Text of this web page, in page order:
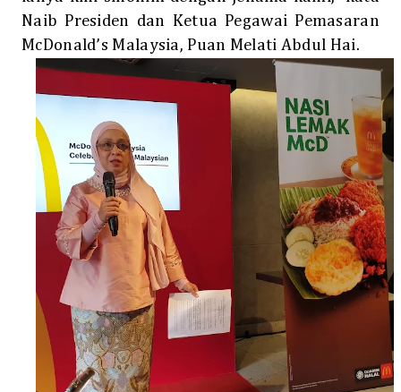
Naib Presiden dan Ketua Pegawai Pemasaran
McDonald’s Malaysia, Puan Melati Abdul Hai.